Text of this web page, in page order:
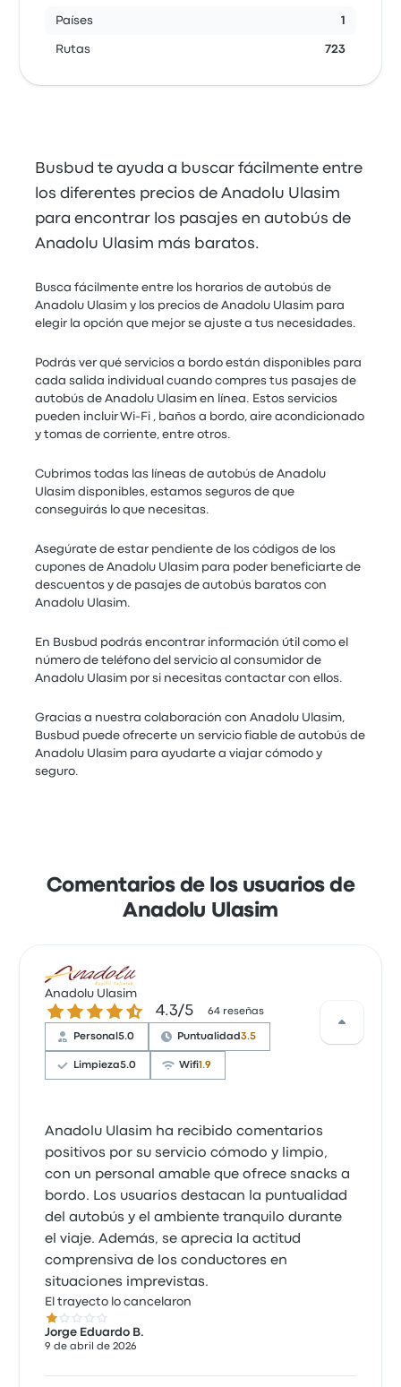
Países 1
Rutas 723
Busbud te ayuda a buscar fácilmente entre
los diferentes precios de Anadolu Ulasim
para encontrar los pasajes en autobús de
Anadolu Ulasim más baratos.
Busca fácilmente entre los horarios de autobús de
Anadolu Ulasim y los precios de Anadolu Ulasim para
elegir la opción que mejor se ajuste a tus necesidades.
Podrás ver qué servicios a bordo están disponibles para
cada salida individual cuando compres tus pasajes de
autobús de Anadolu Ulasim en línea. Estos servicios
pueden incluir Wi-Fi , baños a bordo, aire acondicionado
y tomas de corriente, entre otros.
Cubrimos todas las líneas de autobús de Anadolu
Ulasim disponibles, estamos seguros de que
conseguirás lo que necesitas.
Asegúrate de estar pendiente de los códigos de los
cupones de Anadolu Ulasim para poder beneficiarte de
descuentos y de pasajes de autobús baratos con
Anadolu Ulasim.
En Busbud podrás encontrar información útil como el
número de teléfono del servicio al consumidor de
Anadolu Ulasim por si necesitas contactar con ellos.
Gracias a nuestra colaboración con Anadolu Ulasim,
Busbud puede ofrecerte un servicio fiable de autobús de
Anadolu Ulasim para ayudarte a viajar cómodo y
seguro.
Comentarios de los usuarios de
Anadolu Ulasim
Anadolu Ulasim
4.3 de 5 estrellas4.3/5 64 reseñas
Personal5.0 Puntualidad3.5
Limpieza5.0 Wifi1.9
Anadolu Ulasim ha recibido comentarios
positivos por su servicio cómodo y limpio,
con un personal amable que ofrece snacks a
bordo. Los usuarios destacan la puntualidad
del autobús y el ambiente tranquilo durante
el viaje. Además, se aprecia la actitud
comprensiva de los conductores en
situaciones imprevistas.
El trayecto lo cancelaron
1.0 de 5 estrellas
Jorge Eduardo B.
9 de abril de 2026